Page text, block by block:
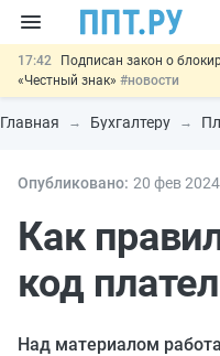
17:42
Подписан закон о
«Честный знак» #новости
17:17 Дистанционную работу
15:25 Изменят правила
11:31
отношений
#новости
Главная Бухгалтеру
Опубликовано: 20 фев2024
Как
код
Над материалом